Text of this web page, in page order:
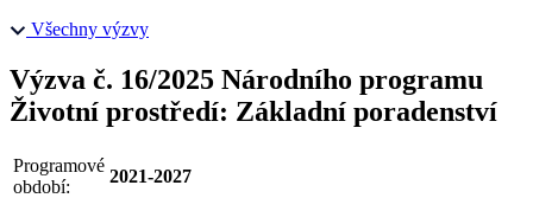
Všechny výzvy
Výzva č. 16/2025 Národního programu
Životní prostředí: Základní poradenství
Programové
období:
2021-2027